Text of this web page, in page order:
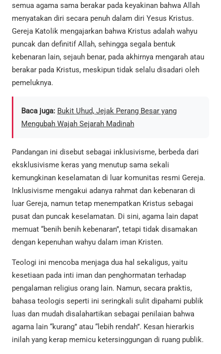
semua agama sama berakar pada keyakinan bahwa Allah
menyatakan diri secara penuh dalam diri Yesus Kristus.
Gereja Katolik mengajarkan bahwa Kristus adalah wahyu
puncak dan definitif Allah, sehingga segala bentuk
kebenaran lain, sejauh benar, pada akhirnya mengarah atau
berakar pada Kristus, meskipun tidak selalu disadari oleh
pemeluknya.
Baca juga: Bukit Uhud, Jejak Perang Besar yang
Mengubah Wajah Sejarah Madinah
Pandangan ini disebut sebagai inklusivisme, berbeda dari
eksklusivisme keras yang menutup sama sekali
kemungkinan keselamatan di luar komunitas resmi Gereja.
Inklusivisme mengakui adanya rahmat dan kebenaran di
luar Gereja, namun tetap menempatkan Kristus sebagai
pusat dan puncak keselamatan. Di sini, agama lain dapat
memuat “benih benih kebenaran”, tetapi tidak disamakan
dengan kepenuhan wahyu dalam iman Kristen.
Teologi ini mencoba menjaga dua hal sekaligus, yaitu
kesetiaan pada inti iman dan penghormatan terhadap
pengalaman religius orang lain. Namun, secara praktis,
bahasa teologis seperti ini seringkali sulit dipahami publik
luas dan mudah disalahartikan sebagai penilaian bahwa
agama lain “kurang” atau “lebih rendah”. Kesan hierarkis
inilah yang kerap memicu ketersinggungan di ruang publik.